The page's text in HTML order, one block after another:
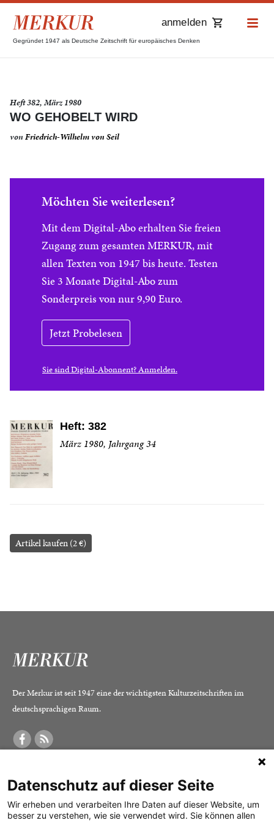
Gegründet 1947 als Deutsche Zeitschrift für europäisches Denken
anmelden
Heft 382, März 1980
WO GEHOBELT WIRD
vonFriedrich-Wilhelm von Seil
Möchten Sie weiterlesen?
Mit dem Digital-Abo erhalten Sie freien
Zugang zum gesamten MERKUR, mit
allen Texten von 1947 bis heute. Testen
Sie 3 Monate Digital-Abo zum
Sonderpreis von nur 9,90 Euro.
Jetzt Probelesen
Sie sind Digital-Abonnent? Anmelden.
Heft: 382
März 1980, Jahrgang 34
Artikel kaufen (2 €)
Der Merkur ist seit 1947 eine der wichtigsten Kulturzeitschriften im
deutschsprachigen Raum.
Was ist der Merkur?
Herausgeber /
Redaktion
Alle Abos im Überblick
Print-Abo
Impressum
Datenschutz
Datenschutz auf dieser Seite
Wir erheben und verarbeiten Ihre Daten auf dieser Website, um
besser zu verstehen, wie sie verwendet wird. Sie können allen